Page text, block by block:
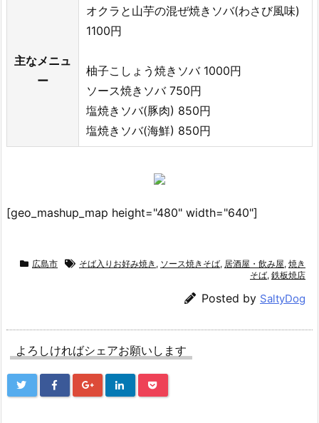
主なメニュ
ー
オクラと山芋の混ぜ焼きソバ(わさび風味)
1100円
柚子こしょう焼きソバ 1000円
ソース焼きソバ 750円
塩焼きソバ(豚肉) 850円
塩焼きソバ(海鮮) 850円
[geo_mashup_map height="480" width="640"]
広島市 そば入りお好み焼き , ソース焼きそば, 居酒屋・飲み屋, 焼き
そば, 鉄板焼店
Posted by SaltyDog
よろしければシェアお願いします